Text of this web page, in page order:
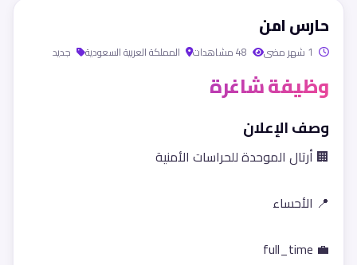
حارس امن
المملكة العربية السعودية جديد
وظيفة شاغرة
وصف الإعلان
🏢 أرتال الموحدة للحراسات الأمنية
📍 الأحساء
💼 full_time